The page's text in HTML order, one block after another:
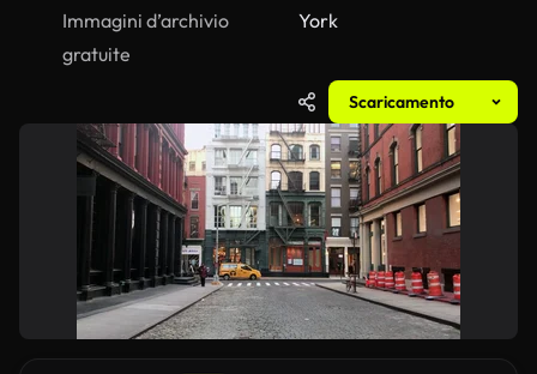
Immagini d’archivio
gratuite
York
Scaricamento